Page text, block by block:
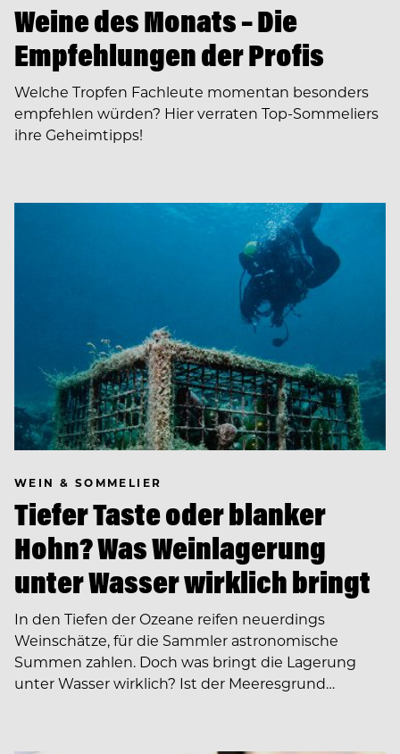
Weine des Monats – Die
Empfehlungen der Profis
Welche Tropfen Fachleute momentan besonders
empfehlen würden? Hier verraten Top-Sommeliers
ihre Geheimtipps!
WEIN & SOMMELIER
Tiefer Taste oder blanker
Hohn? Was Weinlagerung
unter Wasser wirklich bringt
In den Tiefen der Ozeane reifen neuerdings
Weinschätze, für die Sammler astronomische
Summen zahlen. Doch was bringt die Lagerung
unter Wasser wirklich? Ist der Meeresgrund…